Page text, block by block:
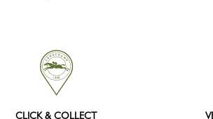
CLICK & COLLECT